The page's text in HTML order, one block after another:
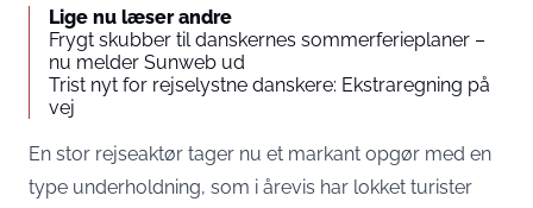
Lige nu læser andre
Frygt skubber til danskernes sommerferieplaner –
nu melder Sunweb ud
Trist nyt for rejselystne danskere: Ekstraregning på
vej
En stor rejseaktør tager nu et markant opgør med en
type underholdning, som i årevis har lokket turister